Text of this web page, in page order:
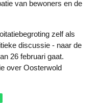
van bewoners en de
discussie - naar de
26 februari gaat.
over Oosterwold